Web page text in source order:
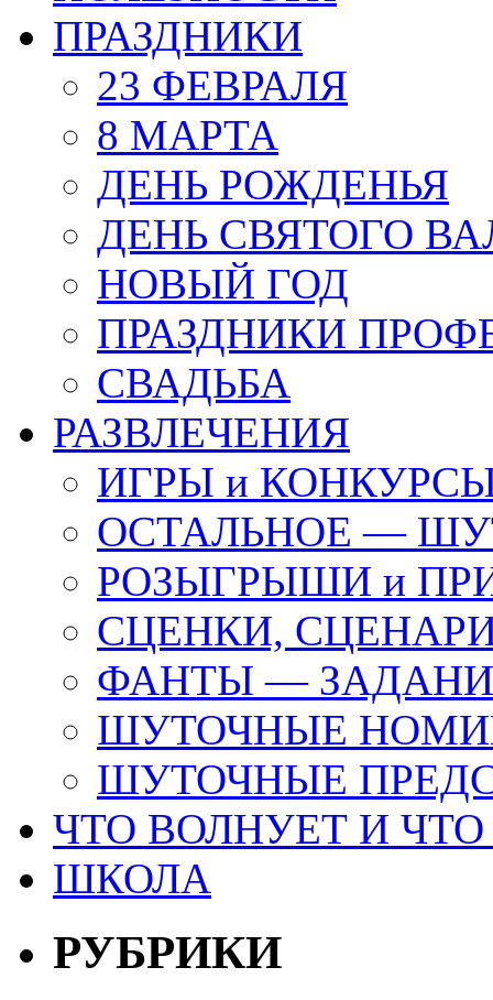
ПРАЗДНИКИ
23 ФЕВРАЛЯ
8 МАРТА
ДЕНЬ РОЖДЕНЬЯ
ДЕНЬ СВЯТОГО
НОВЫЙ ГОД
ПРАЗДНИКИ
СВАДЬБА
РАЗВЛЕЧЕНИЯ
ИГРЫ и
ОСТАЛЬНОЕ —
РОЗЫГРЫШИ и
СЦЕНКИ,
ФАНТЫ —
ШУТОЧНЫЕ
ШУТОЧНЫЕ
ЧТО ВОЛНУЕТ И ЧТО
ШКОЛА
РУБРИКИ